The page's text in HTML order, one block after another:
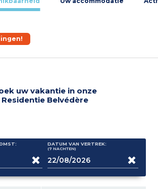
uw vakantie in onze
Residentie Belvédère
DATUM VAN VERTREK:
(7 NACHTEN)